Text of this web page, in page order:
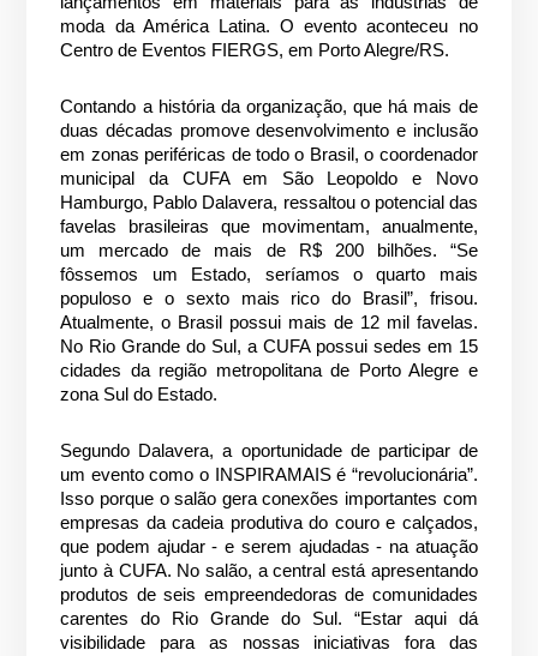
moda da América Latina. O evento aconteceu no
Centro de Eventos FIERGS, em Porto Alegre/RS.
Contando a história da organização, que há mais de
duas décadas promove desenvolvimento e inclusão
em zonas periféricas de todo o Brasil, o coordenador
municipal da CUFA em São Leopoldo e Novo
Hamburgo, Pablo Dalavera, ressaltou o potencial das
favelas brasileiras que movimentam, anualmente,
um mercado de mais de R$ 200 bilhões. “Se
fôssemos um Estado, seríamos o quarto mais
populoso e o sexto mais rico do Brasil”, frisou.
Atualmente, o Brasil possui mais de 12 mil favelas.
No Rio Grande do Sul, a CUFA possui sedes em 15
cidades da região metropolitana de Porto Alegre e
zona Sul do Estado.
Segundo Dalavera, a oportunidade de participar de
um evento como o INSPIRAMAIS é “revolucionária”.
Isso porque o salão gera conexões importantes com
empresas da cadeia produtiva do couro e calçados,
que podem ajudar - e serem ajudadas - na atuação
junto à CUFA. No salão, a central está apresentando
produtos de seis empreendedoras de comunidades
carentes do Rio Grande do Sul. “Estar aqui dá
visibilidade para as nossas iniciativas fora das